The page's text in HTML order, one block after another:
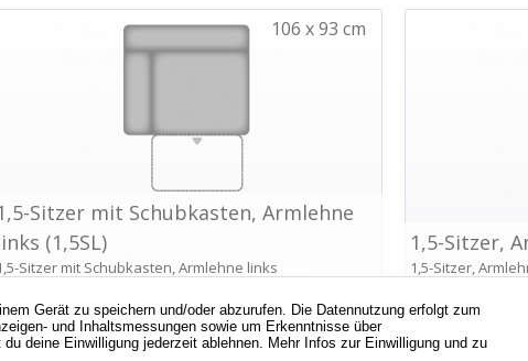
Gerät zu speichern und/oder abzurufen. Die Datennutzung erfolgt zum
und Inhaltsmessungen sowie um Erkenntnisse über
deine Einwilligung jederzeit ablehnen. Mehr Infos zur Einwilligung und zu